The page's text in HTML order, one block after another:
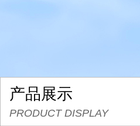
产品展示
PRODUCT DISPLAY